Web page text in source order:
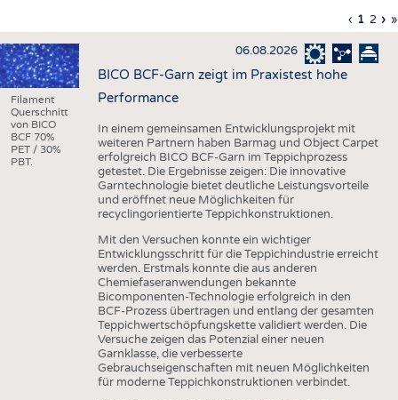
TESTS
BUSINESS
UNTERNEHMEN
AUSSCHREIBUNGEN
DTV AUSSCHREIBUNGSDIENST
STATISTICS
ADRESSEN & LINKS
PUBLIKATIONEN
TERMINE
BRANCHENTERMINE
Seitennummerierung
Seite
‹
Seite
1 Seite
2 › »
Filament
Querschnitt
von BICO
BCF 70%
PET / 30%
PBT.
06.08.2026
BICO BCF-Garn zeigt im Praxistest hohe
Performance
In einem gemeinsamen Entwicklungsprojekt mit
weiteren Partnern haben Barmag und Object Carpet
erfolgreich BICO BCF-Garn im Teppichprozess
getestet. Die Ergebnisse zeigen: Die innovative
Garntechnologie bietet deutliche Leistungsvorteile
und eröffnet neue Möglichkeiten für
recyclingorientierte Teppichkonstruktionen.
Mit den Versuchen konnte ein wichtiger
Entwicklungsschritt für die Teppichindustrie erreicht
werden. Erstmals konnte die aus anderen
Chemiefaseranwendungen bekannte
Bicomponenten-Technologie erfolgreich in den
BCF-Prozess übertragen und entlang der gesamten
Teppichwertschöpfungskette validiert werden. Die
Versuche zeigen das Potenzial einer neuen
Garnklasse, die verbesserte
Gebrauchseigenschaften mit neuen Möglichkeiten
für moderne Teppichkonstruktionen verbindet.